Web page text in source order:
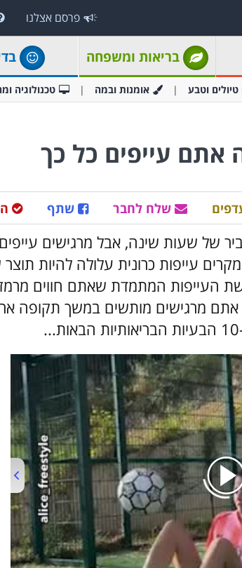
פרסם אצלנו
בריאות ומשפחה
טיולים וטבע אומנות ובמה טכנולוגיה
שתף שלח לחבר
של שעות שינה, אבל מרגישים עייפים
עייפות כרונית עלולה להיות
העייפות המתמדת שאתם חווים
מרגישים מותשים במשך תקופה